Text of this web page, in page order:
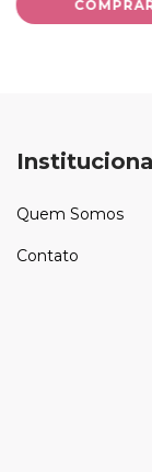
Quem Somos
Contato